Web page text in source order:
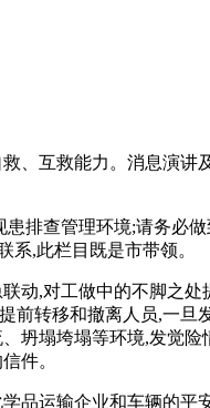
互救能力。消息演讲
查管理环境;请务必
,此栏目既是市带领。
,对工做中的不脚之处
转移和撤离人员,一
塌垮塌等环境,发觉
件。
运输企业和车辆的平